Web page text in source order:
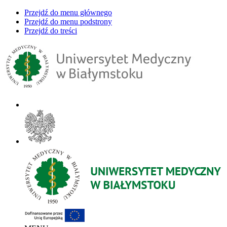
Przejdź do menu głównego
Przejdź do menu podstrony
Przejdź do treści